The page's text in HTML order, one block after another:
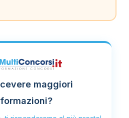
maggiori